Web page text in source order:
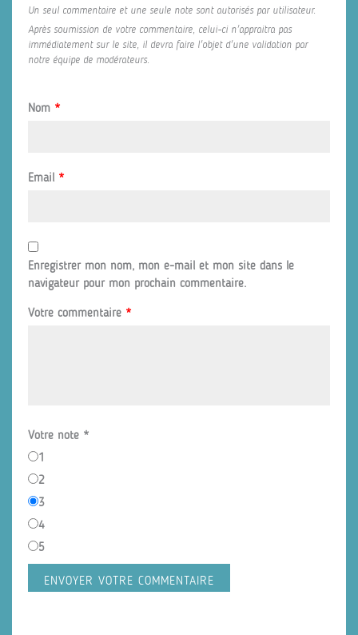
Un seul commentaire et une seule note sont autorisés par utilisateur.
Après soumission de votre commentaire, celui-ci n'appraitra pas
immédiatement sur le site, il devra faire l'objet d'une validation par
notre équipe de modérateurs.
Nom *
Email *
Enregistrer mon nom, mon e-mail et mon site dans le
navigateur pour mon prochain commentaire.
Votre commentaire *
Votre note *
1
2
3
4
5